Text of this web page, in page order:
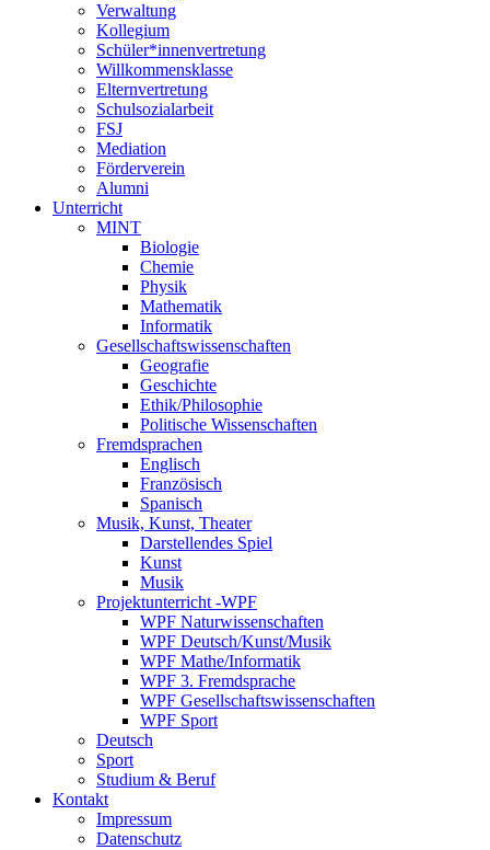
Verwaltung
Kollegium
Schüler*innenvertretung
Willkommensklasse
Elternvertretung
Schulsozialarbeit
FSJ
Mediation
Förderverein
Alumni
Unterricht
MINT
Biologie
Chemie
Physik
Mathematik
Informatik
Gesellschaftswissenschaften
Geografie
Geschichte
Ethik/Philosophie
Politische Wissenschaften
Fremdsprachen
Englisch
Französisch
Spanisch
Musik, Kunst, Theater
Darstellendes Spiel
Kunst
Musik
Projektunterricht -WPF
WPF Naturwissenschaften
WPF Deutsch/Kunst/Musik
WPF Mathe/Informatik
WPF 3. Fremdsprache
WPF Gesellschaftswissenschaften
WPF Sport
Deutsch
Sport
Studium & Beruf
Kontakt
Impressum
Datenschutz